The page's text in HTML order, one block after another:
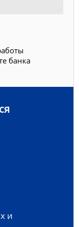
банка
и